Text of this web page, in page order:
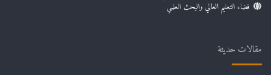
فضاء التعليم العالي والبحث العلمي
مقالات حديثة